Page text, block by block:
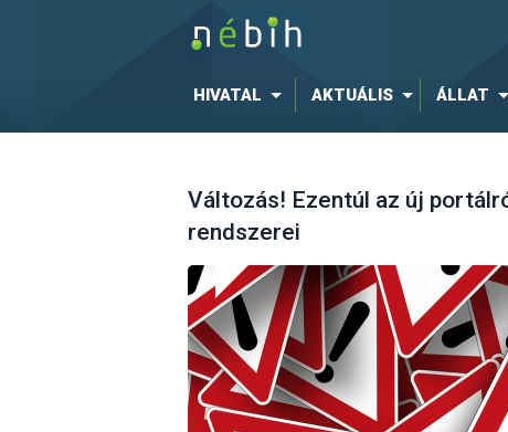
HIVATAL AKTUÁLIS ÁLLAT
Változás! Ezentúl az új
rendszerei